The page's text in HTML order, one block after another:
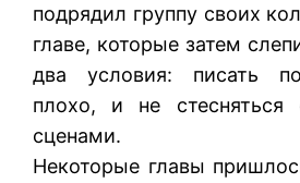
подрядил группу своих
главе, которые затем
два условия: писать
плохо, и не стесняться
сценами.
Некоторые главы